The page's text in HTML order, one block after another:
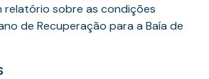
relatório sobre as condições
de Recuperação para a Baía de